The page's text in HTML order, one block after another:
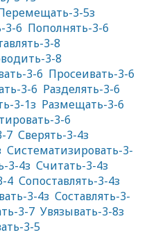
3-5з
3-6 Пополнять-3-6
3-8
3-8
3-6 Просеивать-3-6
3-6 Разделять-3-6
3-1з Размещать-3-6
3-6
7 Сверять-3-4з
Систематизировать-3-
3-4з Считать-3-4з
4 Сопоставлять-3-4з
3-4з Составлять-3-
3-7 Увязывать-3-8з
3-5